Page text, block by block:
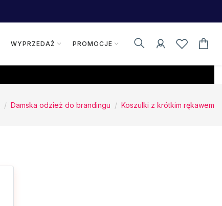
WYPRZEDAŻ PROMOCJE
Damska odzież do brandingu Koszulki z krótkim rękawem